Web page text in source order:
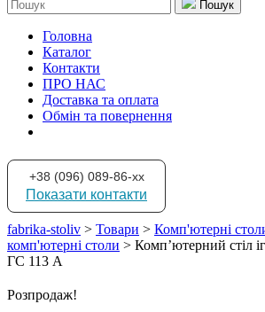
Пошук
Головна
Каталог
Контакти
ПРО НАС
Доставка та оплата
Обмін та повернення
+38 (096) 089-86-xx
Показати контакти
fabrika-stoliv > Товари > Комп'ютерні
комп'ютерні столи > Комп’ютерний стіл
ГС 113 А
Розпродаж!